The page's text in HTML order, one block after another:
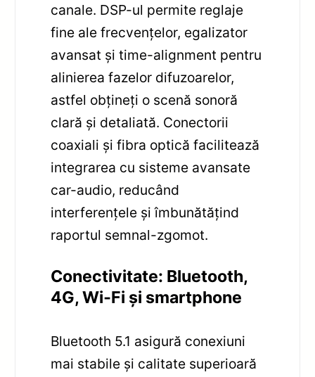
canale. DSP-ul permite reglaje
fine ale frecvențelor, egalizator
avansat și time-alignment pentru
alinierea fazelor difuzoarelor,
astfel obțineți o scenă sonoră
clară și detaliată. Conectorii
coaxiali și fibra optică facilitează
integrarea cu sisteme avansate
car-audio, reducând
interferențele și îmbunătățind
raportul semnal-zgomot.
Conectivitate: Bluetooth,
4G, Wi‑Fi și smartphone
Bluetooth 5.1 asigură conexiuni
mai stabile și calitate superioară